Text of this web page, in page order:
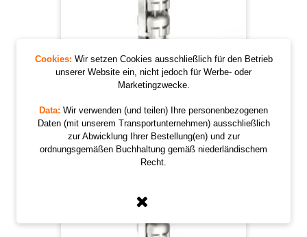
Panelli 140 SX 44/11
Preis
6.295,00 €
Cookies: Wir setzen Cookies ausschließlich für den Betrieb
unserer Website ein, nicht jedoch für Werbe- oder
Marketingzwecke.
Data: Wir verwenden (und teilen) Ihre personenbezogenen
Daten (mit unserem Transportunternehmen) ausschließlich
zur Abwicklung Ihrer Bestellung(en) und zur
ordnungsgemäßen Buchhaltung gemäß niederländischem
Recht.